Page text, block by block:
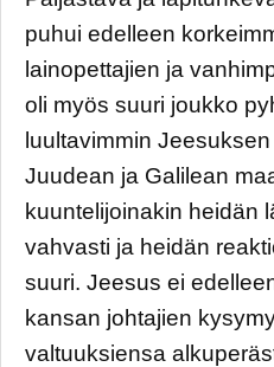
puhui edelleen
lainopettajien ja
oli myös suuri joukko
luultavimmin
Juudean ja Galilean
kuuntelijoinakin heidän
vahvasti ja heidän
suuri. Jeesus ei
kansan johtajien
valtuuksiensa